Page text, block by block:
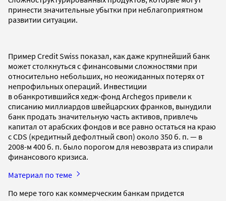
принести значительные убытки при неблагоприятном
развитии ситуации.
Пример Credit Swiss показал, как даже крупнейший банк
может столкнуться с финансовыми сложностями при
относительно небольших, но неожиданных потерях от
непрофильных операций. Инвестиции
в обанкротившийся хедж-фонд Archegos привели к
списанию миллиардов швейцарских франков, вынудили
банк продать значительную часть активов, привлечь
капитал от арабских фондов и все равно остаться на краю
с CDS (кредитный дефолтный своп) около 350 б. п. — в
2008-м 400 б. п. было порогом для невозврата из спирали
финансового кризиса.
Материал по теме
По мере того как коммерческим банкам придется